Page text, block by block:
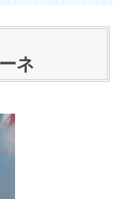
ネ